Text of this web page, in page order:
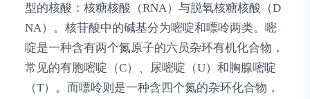
型的核酸：核糖核酸（RNA）与脱氧核糖核酸（D
NA）。核苷酸中的碱基分为嘧啶和嘌呤两类。嘧
啶是一种含有两个氮原子的六员杂环有机化合物，
常见的有胞嘧啶（C）、尿嘧啶（U）和胸腺嘧啶
（T）。而嘌呤则是一种含四个氮的杂环化合物，